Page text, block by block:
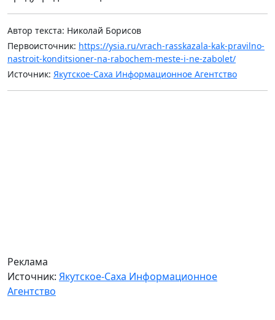
Автор текста: Николай Борисов
Первоисточник: https://ysia.ru/vrach-rasskazala-kak-pravilno-
nastroit-konditsioner-na-rabochem-meste-i-ne-zabolet/
Источник: Якутское-Саха Информационное Агентство
Реклама
Источник: Якутское-Саха Информационное
Агентство